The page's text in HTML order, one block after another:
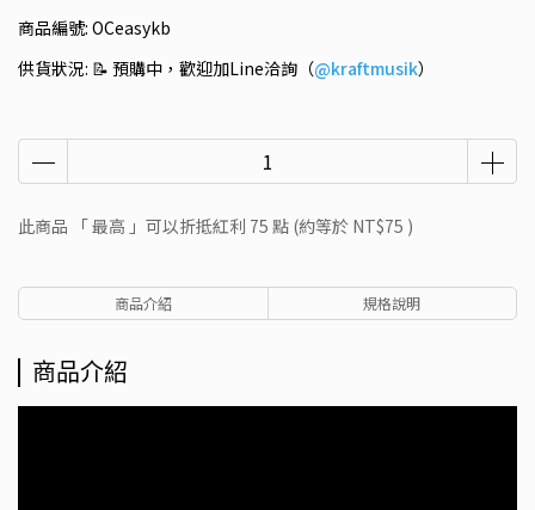
商品編號: OCeasykb
供貨狀況: 📝 預購中，歡迎加Line洽詢（@kraftmusik）
此商品 「 最高 」可以折抵紅利 75 點 (約等於 NT$75 )
商品介紹 規格說明
商品介紹